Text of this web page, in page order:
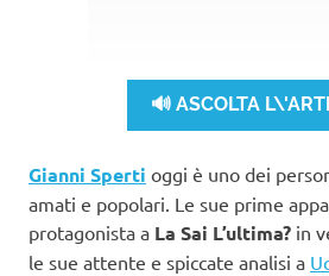
🔊 ASCOLTA
Gianni Sperti oggi è uno dei
amati e popolari. Le sue prime
protagonista a La Sai L’ultima? in
le sue attente e spiccate analisi a